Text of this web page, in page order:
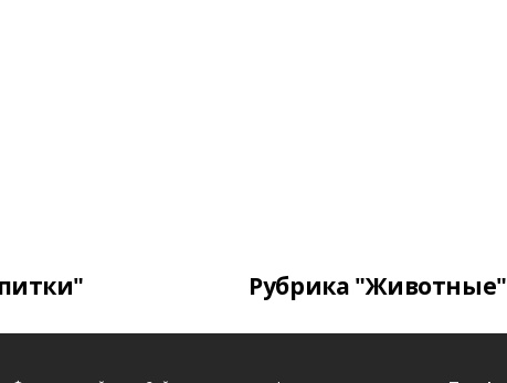
Рубрика "Животные"